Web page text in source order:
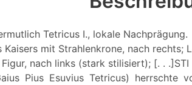
Tetricus I., lokale Nachprägung.
Kaisers mit Strahlenkrone, nach rechts;
Figur, nach links (stark stilisiert); [. . .]STI
Pius Esuvius Tetricus) herrschte